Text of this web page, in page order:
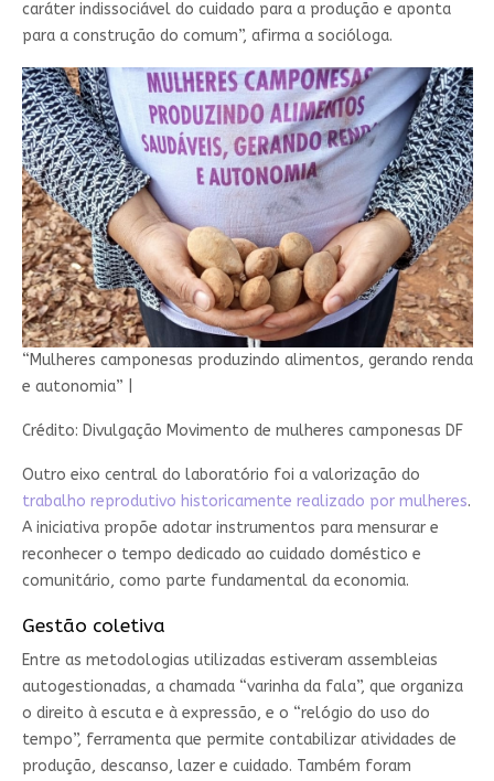
caráter indissociável do cuidado para a produção e aponta
para a construção do comum”, afirma a socióloga.
“Mulheres camponesas produzindo alimentos, gerando renda
e autonomia”
Crédito: Divulgação Movimento de mulheres camponesas DF
Outro eixo central do laboratório foi a valorização do
trabalho reprodutivo historicamente realizado por mulheres.
A iniciativa propõe adotar instrumentos para mensurar e
reconhecer o tempo dedicado ao cuidado doméstico e
comunitário, como parte fundamental da economia.
Gestão coletiva
Entre as metodologias utilizadas estiveram assembleias
autogestionadas, a chamada “varinha da fala”, que organiza
o direito à escuta e à expressão, e o “relógio do uso do
tempo”, ferramenta que permite contabilizar atividades de
produção, descanso, lazer e cuidado. Também foram